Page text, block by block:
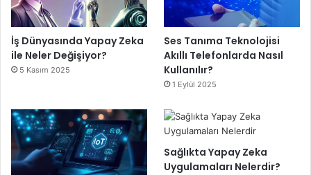
İş Dünyasında Yapay Zeka
ile Neler Değişiyor?
5 Kasım 2025
Ses Tanıma Teknolojisi
Akıllı Telefonlarda Nasıl
Kullanılır?
1 Eylül 2025
Sağlıkta Yapay Zeka
Uygulamaları Nelerdir?